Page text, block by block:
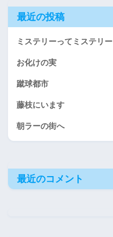
最近の投稿
ミステリーってミステリー
お化けの実
蹴球都市
藤枝にいます
朝ラーの街へ
最近のコメント